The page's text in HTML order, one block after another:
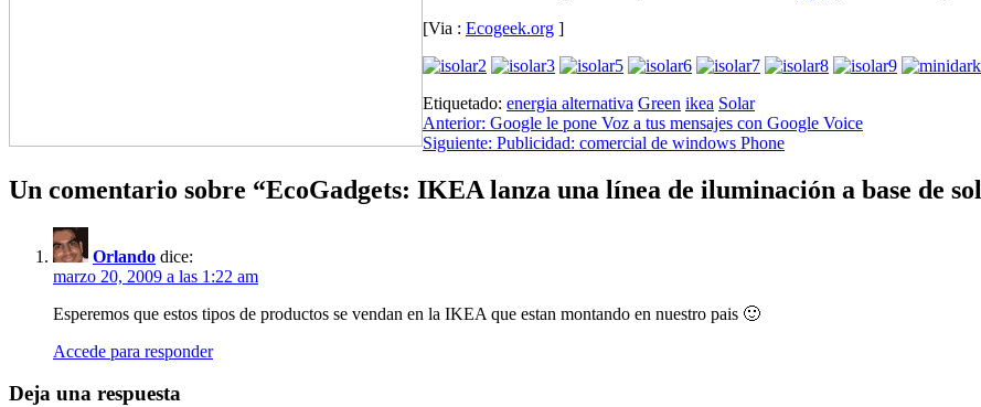
[Via : Ecogeek.org ]
Etiquetado: energia alternativa Green ikea Solar
de
entradas
Anterior: Google le pone Voz a tus mensajes con Google Voice
Siguiente: Publicidad: comercial de windows Phone
Un comentario sobre “EcoGadgets: IKEA lanza una línea de iluminación a base de sol
Orlando dice:
marzo 20, 2009 a las 1:22 am
Esperemos que estos tipos de productos se vendan en la IKEA que estan montando en nuestro pais 🙂
Accede para responder
Deja una respuesta